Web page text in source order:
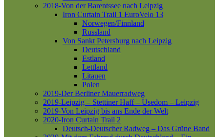
2018-Von der Barentssee nach Leipzig
Iron Curtain Trail 1 EuroVelo 13
Norwegen/Finnland
Russland
Von Sankt Petersburg nach Leipzig
Deutschland
Estland
Lettland
Litauen
Polen
2019-Der Berliner Mauerradweg
2019-Leipzig – Stettiner Haff – Usedom – Leipzig
2019-Von Leipzig bis ans Ende der Welt
2020-Iron Curtain Trail 2
Deutsch-Deutscher Radweg – Das Grüne Band